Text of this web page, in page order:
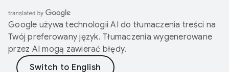
Google używa technologii AI do tłumaczenia treści na
Twój preferowany język. Tłumaczenia wygenerowane
przez AI mogą zawierać błędy.